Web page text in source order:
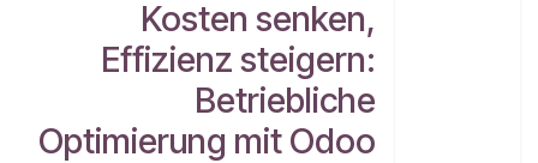
Kosten senken,
Effizienz steigern:
Betriebliche
Optimierung mit Odoo